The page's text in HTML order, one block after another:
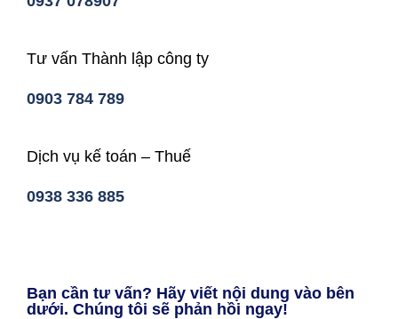
Tư vấn Thành lập công ty
0903 784 789
Dịch vụ kế toán – Thuế
0938 336 885
Bạn cần tư vấn? Hãy viết nội dung vào bên
dưới. Chúng tôi sẽ phản hồi ngay!